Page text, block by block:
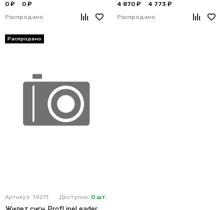
0 ₽
0 ₽
Распродано
4 870 ₽
4 773 ₽
Распродано
Артикул: 74271 Доступно: 0 шт.